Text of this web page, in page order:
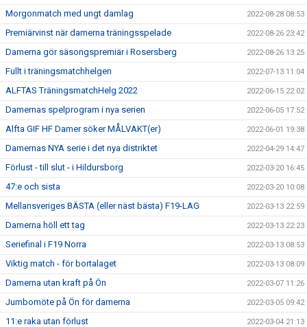
Morgonmatch med ungt damlag 2022-08-28 08:53
Premiärvinst när damerna träningsspelade 2022-08-26 23:42
Damerna gör säsongspremiär i Rosersberg 2022-08-26 13:25
Fullt i träningsmatchhelgen 2022-07-13 11:04
ALFTAS TräningsmatchHelg 2022 2022-06-15 22:02
Damernas spelprogram i nya serien 2022-06-05 17:52
Alfta GIF HF Damer söker MÅLVAKT(er) 2022-06-01 19:38
Damernas NYA serie i det nya distriktet 2022-04-29 14:47
Förlust - till slut - i Hildursborg 2022-03-20 16:45
47:e och sista 2022-03-20 10:08
Mellansveriges BÄSTA (eller näst bästa) F19-LAG 2022-03-13 22:59
Damerna höll ett tag 2022-03-13 22:23
Seriefinal i F19 Norra 2022-03-13 08:53
Viktig match - för bortalaget 2022-03-13 08:09
Damerna utan kraft på Ön 2022-03-07 11:26
Jumbomöte på Ön för damerna 2022-03-05 09:42
11:e raka utan förlust 2022-03-04 21:13